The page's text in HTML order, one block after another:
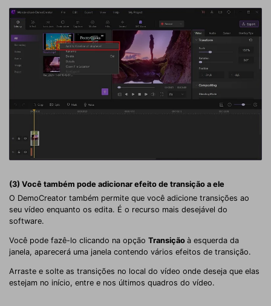
(3) Você também pode adicionar efeito de transição a ele
O DemoCreator também permite que você adicione transições ao
seu vídeo enquanto os edita. É o recurso mais desejável do
software.
Você pode fazê-lo clicando na opção Transição à esquerda da
janela, aparecerá uma janela contendo vários efeitos de transição.
Arraste e solte as transições no local do vídeo onde deseja que elas
estejam no início, entre e nos últimos quadros do vídeo.